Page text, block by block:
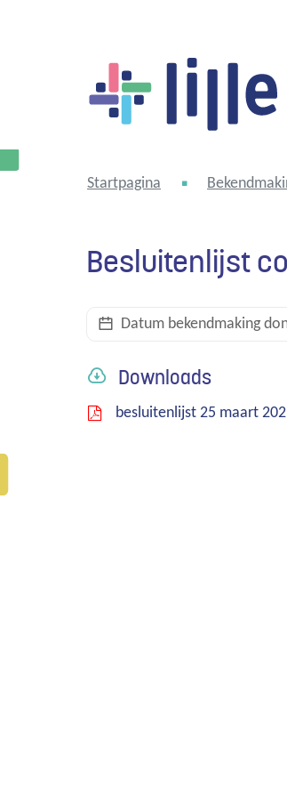
Lille
Startpagina
Besluitenlijst
Datum bekendmaking
Downloads
besluitenlijst 25 maart